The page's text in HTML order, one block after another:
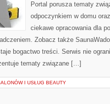
Portal porusza tematy
odpoczynkiem w domu
ciekawe opracowania dla
Zobacz także
bogactwo treści. Serwis nie
tematy związane […]
I USŁUG BEAUTY